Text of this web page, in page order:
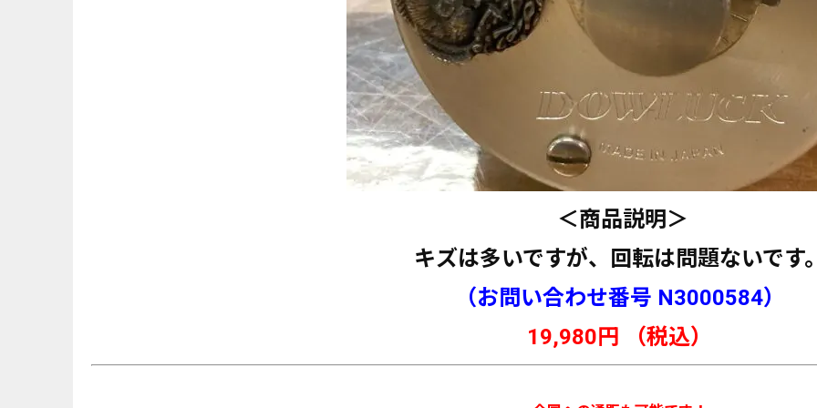
＜商品説明＞
キズは多いですが、回転は問題ないです
（お問い合わせ番号 N3000584）
19,980円 （税込）